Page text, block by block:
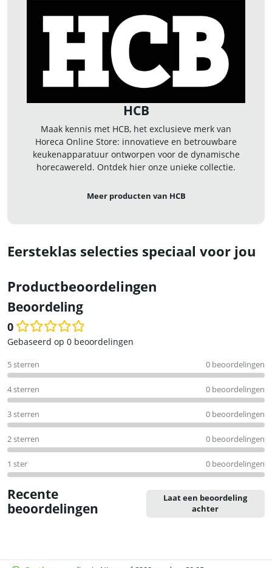
HCB
Maak kennis met HCB, het exclusieve merk van
Horeca Online Store: innovatieve en betrouwbare
keukenapparatuur ontworpen voor de dynamische
horecawereld. Ontdek hier onze unieke collectie.
Meer producten van HCB
Eersteklas selecties speciaal voor jou
Productbeoordelingen
Beoordeling
0
Waardering
uit
5
Gebaseerd op 0 beoordelingen
5 sterren 0 beoordelingen
4 sterren 0 beoordelingen
3 sterren 0 beoordelingen
2 sterren 0 beoordelingen
1 ster 0 beoordelingen
Recente
beoordelingen
Laat een beoordeling
achter